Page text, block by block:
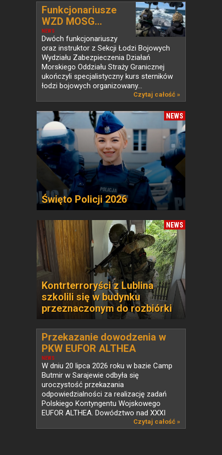
NEWS
Funkcjonariusze
WZD MOSG...
Dwóch funkcjonariuszy
oraz instruktor z Sekcji Łodzi Bojowych
Wydziału Zabezpieczenia Działań
Morskiego Oddziału Straży Granicznej
ukończyli specjalistyczny kurs sterników
łodzi bojowych organizowany...
Czytaj całość »
NEWS
Święto Policji 2026
NEWS
Kontrterroryści z Lublina
szkolili się w budynku
przeznaczonym do rozbiórki
NEWS
Przekazanie dowodzenia w
PKW EUFOR ALTHEA
W dniu 20 lipca 2026 roku w bazie Camp
Butmir w Sarajewie odbyła się
uroczystość przekazania
odpowiedzialności za realizację zadań
Polskiego Kontyngentu Wojskowego
EUFOR ALTHEA. Dowództwo nad XXXI
Czytaj całość »